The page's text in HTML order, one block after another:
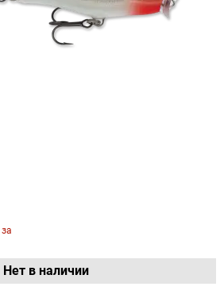
за
Нет в наличии